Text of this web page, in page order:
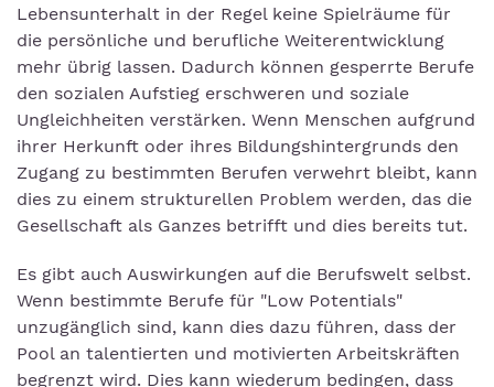
Lebensunterhalt in der Regel keine Spielräume für
die persönliche und berufliche Weiterentwicklung
mehr übrig lassen. Dadurch können gesperrte Berufe
den sozialen Aufstieg erschweren und soziale
Ungleichheiten verstärken. Wenn Menschen aufgrund
ihrer Herkunft oder ihres Bildungshintergrunds den
Zugang zu bestimmten Berufen verwehrt bleibt, kann
dies zu einem strukturellen Problem werden, das die
Gesellschaft als Ganzes betrifft und dies bereits tut.
Es gibt auch Auswirkungen auf die Berufswelt selbst.
Wenn bestimmte Berufe für "Low Potentials"
unzugänglich sind, kann dies dazu führen, dass der
Pool an talentierten und motivierten Arbeitskräften
begrenzt wird. Dies kann wiederum bedingen, dass